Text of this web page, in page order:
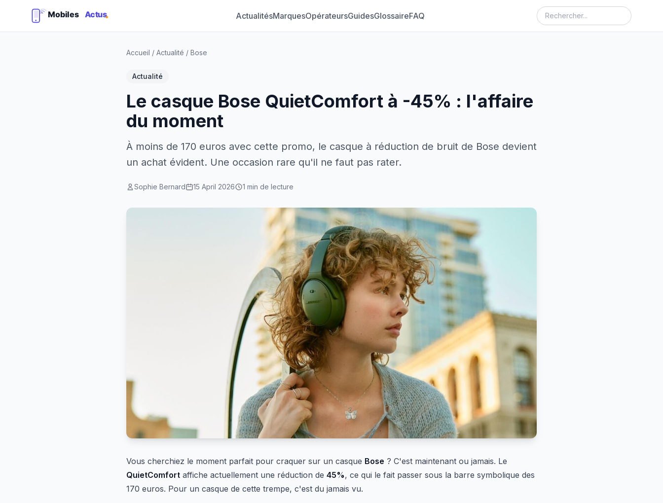
ActualitésMarquesOpérateursGuidesGlossaireFAQ
Accueil / Actualité / Bose
Actualité
Le casque Bose QuietComfort à -45% : l'affaire
du moment
À moins de 170 euros avec cette promo, le casque à réduction de bruit de Bose devient
un achat évident. Une occasion rare qu'il ne faut pas rater.
Sophie Bernard 15 April 2026 1 min de lecture
Vous cherchiez le moment parfait pour craquer sur un casque Bose ? C'est maintenant ou jamais. Le
QuietComfort affiche actuellement une réduction de 45%, ce qui le fait passer sous la barre symbolique des
170 euros. Pour un casque de cette trempe, c'est du jamais vu.